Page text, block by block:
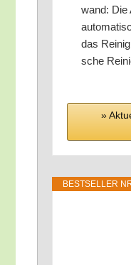
wand: Die
das
sche
»
BEST­SEL­LER